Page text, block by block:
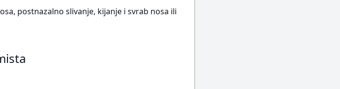
postnazalno slivanje, kijanje i svrab nosa ili